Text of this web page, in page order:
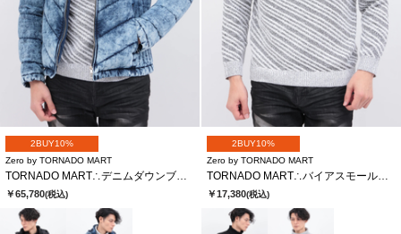
2BUY10%
Zero by TORNADO MART
￥65,780(税込)
2BUY10%
Zero by TORNADO MART
￥17,380(税込)